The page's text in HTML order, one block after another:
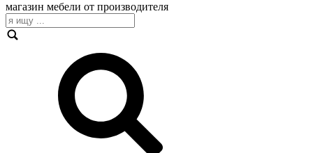
магазин мебели от производителя